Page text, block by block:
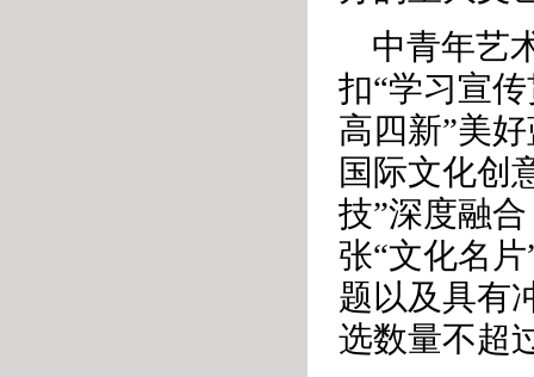
中青年艺
扣“学习宣
高四新”美
国际文化创
技”深度融
张“文化名
题以及具有
选数量不超